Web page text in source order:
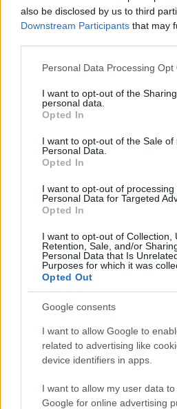
also be disclosed by us to third
Downstream Participants that may
Please note that this website/app
not limited to your visit or usage
grant or deny consent to Google
use your data for below specified
consent section.
Personal Data Processing Opt
I want to opt-out of the
personal data.
Opted In
I want to opt-out of the Sale of
Personal Data.
Opted In
I want to opt-out of processing
Personal Data for Targeted
Opted In
I want to opt-out of Collection,
Retention, Sale, and/or
Personal Data that Is
Purposes for which it was
Opted Out
Google consents
I want to allow Google to
related to advertising like
device identifiers in apps.
I want to allow my user data
Google for online advertising
Spanyol
hamis?
Határátkelő•2021. április 10.
A spanyolok hangosak,
és jó hosszan sziesztáznak.
probléma van, kezdve azzal,
lehet definiálni, ki is a
posztot inkább egyfajta